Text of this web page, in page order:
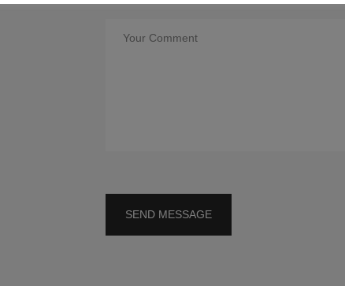
SEND MESSAGE